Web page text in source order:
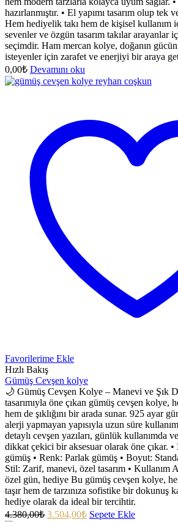
hazırlanmıştır. • El yapımı tasarım olup tek
Hem hediyelik takı hem de kişisel kullanım
sevenler ve özgün tasarım takılar arayanlar
seçimdir. Ham mercan kolye, doğanın
isteyenler için zarafet ve enerjiyi bir araya
0,00₺ Devamını oku
Favorilerime Ekle
Hızlı Bakış
Gümüş Cevşen kolye
🌙 Gümüş Cevşen Kolye – Manevi ve Şık
tasarımıyla öne çıkan gümüş cevşen kolye,
hem de şıklığını bir arada sunar. 925 ayar
alerji yapmayan yapısıyla uzun süre
detaylı cevşen yazıları, günlük kullanımda
dikkat çekici bir aksesuar olarak öne çıkar.
gümüş • Renk: Parlak gümüş • Boyut:
Stil: Zarif, manevi, özel tasarım • Kullanım
özel gün, hediye Bu gümüş cevşen kolye,
taşır hem de tarzınıza sofistike bir dokunuş
hediye olarak da ideal bir tercihtir.
4.380,00₺ 3.504,00₺ Sepete Ekle